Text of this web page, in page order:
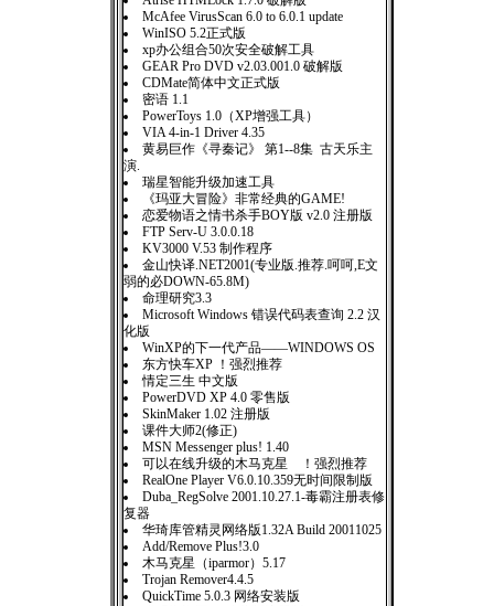
McAfee VirusScan 6.0 to 6.0.1 update
WinISO 5.2正式版
xp办公组合50次安全破解工具
GEAR Pro DVD v2.03.001.0 破解版
CDMate简体中文正式版
密语 1.1
PowerToys 1.0（XP增强工具）
VIA 4-in-1 Driver 4.35
黄易巨作《寻秦记》 第1--8集 古天乐主
演.
瑞星智能升级加速工具
《玛亚大冒险》非常经典的GAME!
恋爱物语之情书杀手BOY版 v2.0 注册版
FTP Serv-U 3.0.0.18
KV3000 V.53 制作程序
金山快译.NET2001(专业版.推荐.呵呵,E文
弱的必DOWN-65.8M)
命理研究3.3
Microsoft Windows 错误代码表查询 2.2 汉
化版
WinXP的下一代产品——WINDOWS OS
东方快车XP ！强烈推荐
情定三生 中文版
PowerDVD XP 4.0 零售版
SkinMaker 1.02 注册版
课件大师2(修正)
MSN Messenger plus! 1.40
可以在线升级的木马克星 ！强烈推荐
RealOne Player V6.0.10.359无时间限制版
Duba_RegSolve 2001.10.27.1-毒霸注册表修
复器
华琦库管精灵网络版1.32A Build 20011025
Add/Remove Plus!3.0
木马克星（iparmor）5.17
Trojan Remover4.4.5
QuickTime 5.0.3 网络安装版